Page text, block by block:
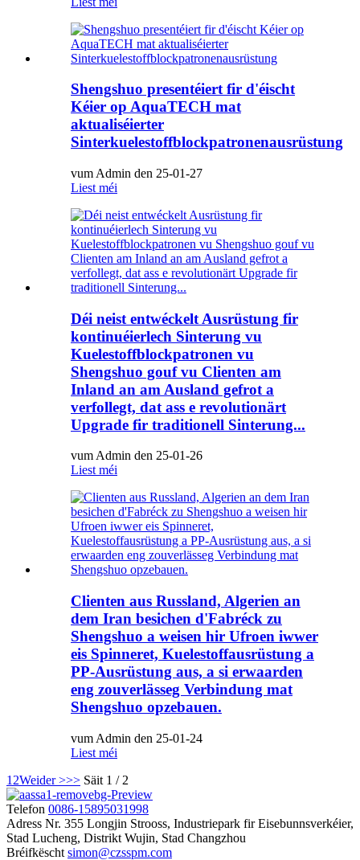
Shengshuo presentéiert fir d'éischt
Kéier op AquaTECH mat
aktualiséierter
Sinterkuelestoffblockpatronenausrüstung
vum Admin den 25-01-27
Liest méi
Déi neist entwéckelt Ausrüstung fir
kontinuéierlech Sinterung vu
Kuelestoffblockpatronen vu
Shengshuo gouf vu Clienten am
Inland an am Ausland gefrot a
verfollegt, dat ass e revolutionärt
Upgrade fir traditionell Sinterung...
vum Admin den 25-01-26
Liest méi
Clienten aus Russland, Algerien an
dem Iran besichen d'Fabréck zu
Shengshuo a weisen hir Ufroen iwwer
eis Spinneret, Kuelestoffausrüstung a
PP-Ausrüstung aus, a si erwaarden
eng zouverlässeg Verbindung mat
Shengshuo opzebauen.
vum Admin den 25-01-24
Liest méi
1 2Weider >>> Säit 1 / 2
Telefon 0086-15895031998
Adress Nr. 355 Longjin Strooss, Industriepark fir Eisebunnsverkéier,
Stad Lucheng, Distrikt Wujin, Stad Changzhou
Bréifkëscht simon@czsspm.com